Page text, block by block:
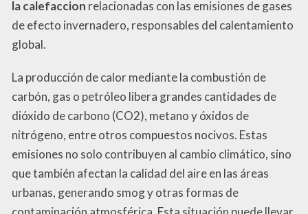
la calefaccion relacionadas con las emisiones de gases
de efecto invernadero, responsables del calentamiento
global.
La producción de calor mediante la combustión de
carbón, gas o petróleo libera grandes cantidades de
dióxido de carbono (CO2), metano y óxidos de
nitrógeno, entre otros compuestos nocivos. Estas
emisiones no solo contribuyen al cambio climático, sino
que también afectan la calidad del aire en las áreas
urbanas, generando smog y otras formas de